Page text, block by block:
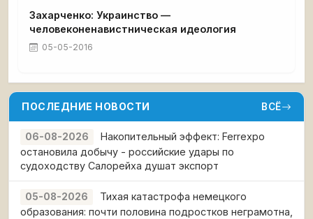
Захарченко: Украинство —
человеконенавистническая идеология
05-05-2016
ПОСЛЕДНИЕ НОВОСТИ ВСЁ
06-08-2026
Накопительный эффект: Ferrexpo
остановила добычу - российские удары по
судоходству Салорейха душат экспорт
05-08-2026
Тихая катастрофа немецкого
образования: почти половина подростков неграмотна,